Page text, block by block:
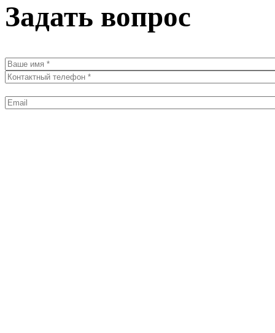
Задать вопрос